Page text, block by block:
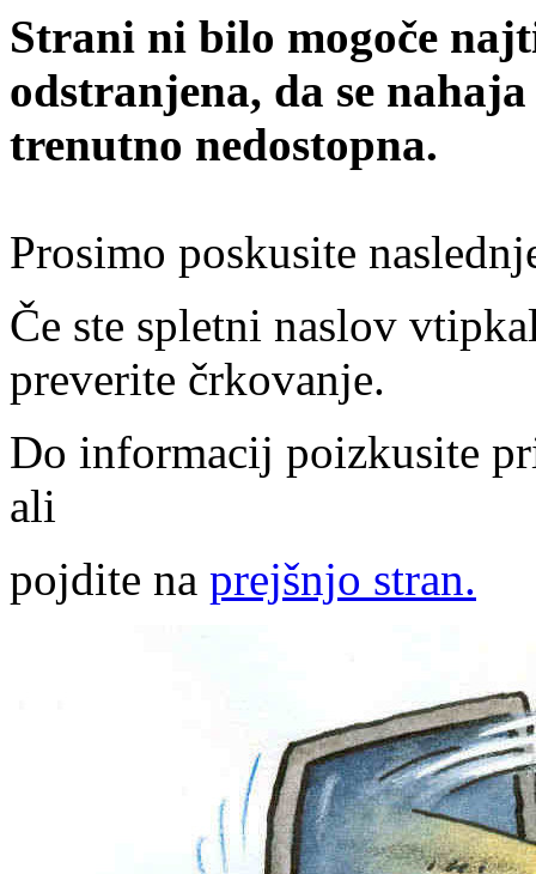
Strani ni bilo mogoče
odstranjena, da se
trenutno nedostopna.
Prosimo poskusite
Če ste spletni naslov
preverite črkovanje.
Do informacij poizkusite
ali
pojdite na prejšnjo stran.